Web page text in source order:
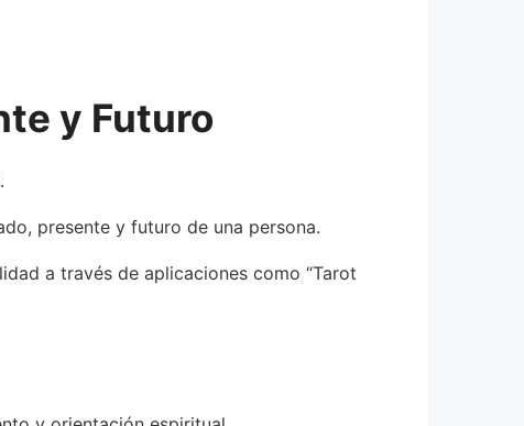
y Futuro
presente y futuro de una persona.
a través de aplicaciones como “Tarot